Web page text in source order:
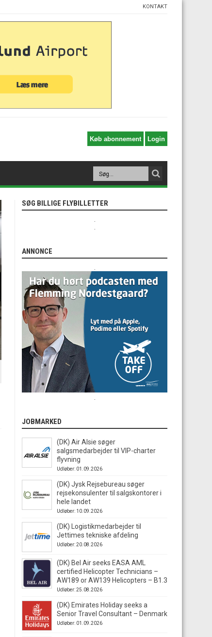
KONTAKT
SØG BILLIGE FLYBILLETTER
ANNONCE
JOBMARKED
(DK) Air Alsie søger
salgsmedarbejder til VIP-charter
flyvning
Udløber: 01.09.2026
(DK) Jysk Rejsebureau søger
rejsekonsulenter til salgskontorer i
hele landet
Udløber: 10.09.2026
(DK) Logistikmedarbejder til
Jettimes tekniske afdeling
Udløber: 20.08.2026
(DK) Bel Air seeks EASA AML
certified Helicopter Technicians –
AW189 or AW139 Helicopters – B1.3
Udløber: 25.08.2026
(DK) Emirates Holiday seeks a
Senior Travel Consultant – Denmark
Udløber: 01.09.2026